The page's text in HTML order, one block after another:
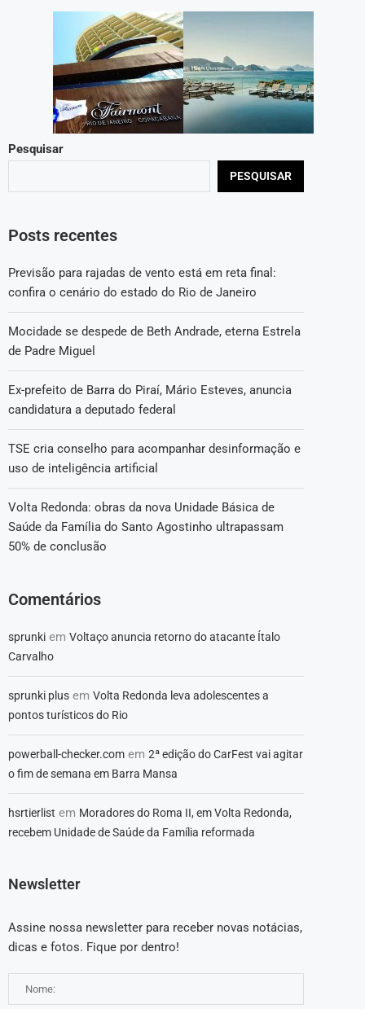
Pesquisar
PESQUISAR
Posts recentes
Previsão para rajadas de vento está em reta final:
confira o cenário do estado do Rio de Janeiro
Mocidade se despede de Beth Andrade, eterna Estrela
de Padre Miguel
Ex-prefeito de Barra do Piraí, Mário Esteves, anuncia
candidatura a deputado federal
TSE cria conselho para acompanhar desinformação e
uso de inteligência artificial
Volta Redonda: obras da nova Unidade Básica de
Saúde da Família do Santo Agostinho ultrapassam
50% de conclusão
Comentários
sprunki em Voltaço anuncia retorno do atacante Ítalo
Carvalho
sprunki plus em Volta Redonda leva adolescentes a
pontos turísticos do Rio
powerball-checker.com em 2ª edição do CarFest vai agitar
o fim de semana em Barra Mansa
hsrtierlist em Moradores do Roma II, em Volta Redonda,
recebem Unidade de Saúde da Família reformada
Newsletter
Assine nossa newsletter para receber novas notácias,
dicas e fotos. Fique por dentro!